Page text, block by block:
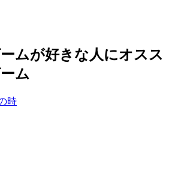
ムが好きな人にオスス
ム